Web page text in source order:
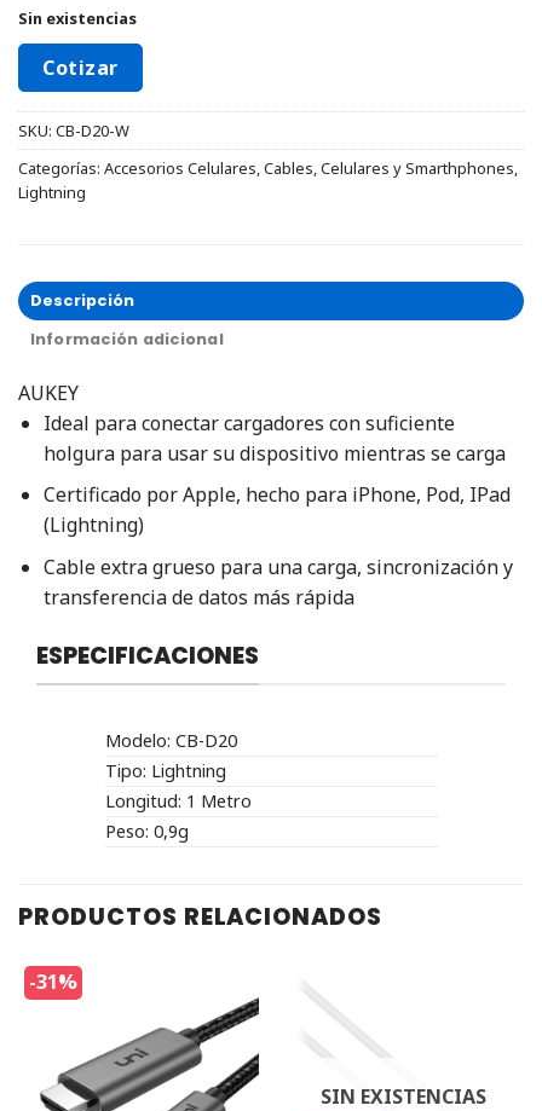
Sin existencias
Cotizar
SKU: CB-D20-W
Categorías: Accesorios Celulares,Cables,Celulares y Smarthphones,
Lightning
Descripción
Información adicional
AUKEY
Ideal para conectar cargadores con suficiente
holgura para usar su dispositivo mientras se carga
Certificado por Apple, hecho para iPhone, Pod, IPad
(Lightning)
Cable extra grueso para una carga, sincronización y
transferencia de datos más rápida
ESPECIFICACIONES
Modelo: CB-D20
Tipo: Lightning
Longitud: 1 Metro
Peso: 0,9g
PRODUCTOS RELACIONADOS
-31%
SIN EXISTENCIAS